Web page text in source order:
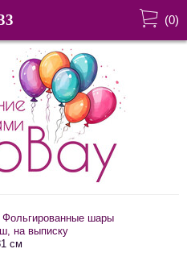
(0)
Фольгированные шары
на выписку
см